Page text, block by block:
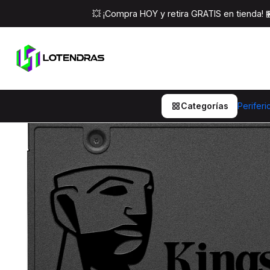
Categorías
💥 ¡Compra HOY y retira GRATIS en
Inicio Componentes Pc Almacenamiento